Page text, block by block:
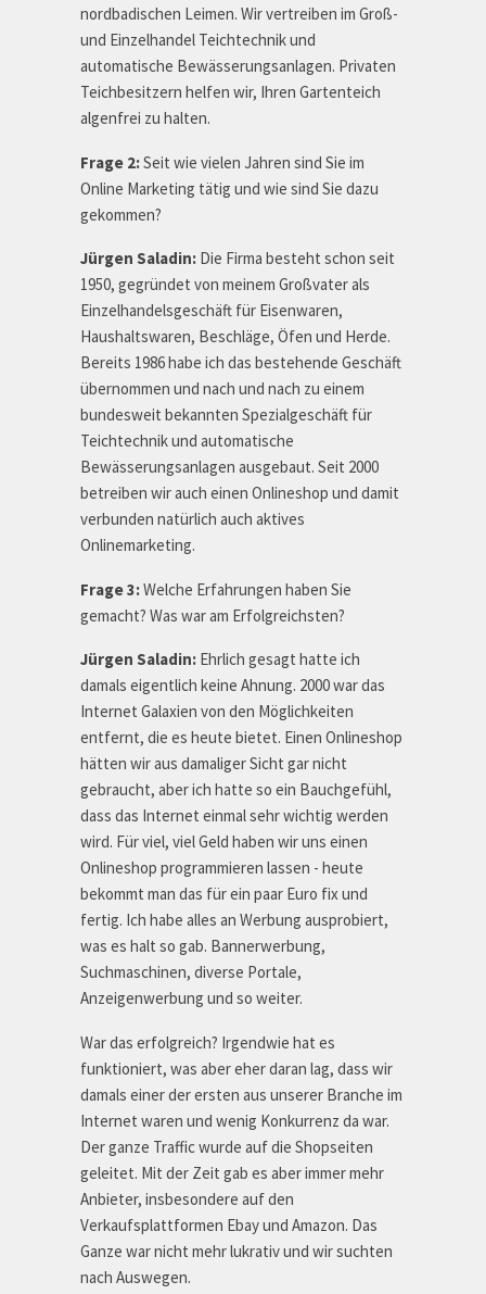
nordbadischen Leimen. Wir vertreiben im Groß-
und Einzelhandel Teichtechnik und
automatische Bewässerungsanlagen. Privaten
Teichbesitzern helfen wir, Ihren Gartenteich
algenfrei zu halten.
Frage 2:Seit wie vielen Jahren sind Sie im
Online Marketing tätig und wie sind Sie dazu
gekommen?
Jürgen Saladin: Die Firma besteht schon seit
1950, gegründet von meinem Großvater als
Einzelhandelsgeschäft für Eisenwaren,
Haushaltswaren, Beschläge, Öfen und Herde.
Bereits 1986 habe ich das bestehende Geschäft
übernommen und nach und nach zu einem
bundesweit bekannten Spezialgeschäft für
Teichtechnik und automatische
Bewässerungsanlagen ausgebaut. Seit 2000
betreiben wir auch einen Onlineshop und damit
verbunden natürlich auch aktives
Onlinemarketing.
Frage 3:Welche Erfahrungen haben Sie
gemacht? Was war am Erfolgreichsten?
Jürgen Saladin: Ehrlich gesagt hatte ich
damals eigentlich keine Ahnung. 2000 war das
Internet Galaxien von den Möglichkeiten
entfernt, die es heute bietet. Einen Onlineshop
hätten wir aus damaliger Sicht gar nicht
gebraucht, aber ich hatte so ein Bauchgefühl,
dass das Internet einmal sehr wichtig werden
wird. Für viel, viel Geld haben wir uns einen
Onlineshop programmieren lassen - heute
bekommt man das für ein paar Euro fix und
fertig. Ich habe alles an Werbung ausprobiert,
was es halt so gab. Bannerwerbung,
Suchmaschinen, diverse Portale,
Anzeigenwerbung und so weiter.
War das erfolgreich? Irgendwie hat es
funktioniert, was aber eher daran lag, dass wir
damals einer der ersten aus unserer Branche im
Internet waren und wenig Konkurrenz da war.
Der ganze Traffic wurde auf die Shopseiten
geleitet. Mit der Zeit gab es aber immer mehr
Anbieter, insbesondere auf den
Verkaufsplattformen Ebay und Amazon. Das
Ganze war nicht mehr lukrativ und wir suchten
nach Auswegen.